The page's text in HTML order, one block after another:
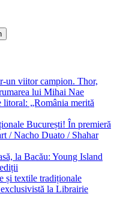
un viitor campion. Thor,
lui Mihai Nae
„România merită
București! În premieră
/ Nacho Duato / Shahar
la Bacău: Young Island
și textile tradiționale
la Librairie